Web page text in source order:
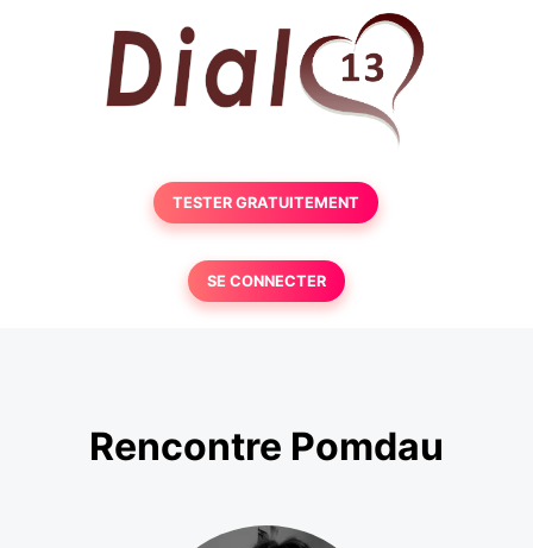
TESTER GRATUITEMENT
SE CONNECTER
Rencontre Pomdau